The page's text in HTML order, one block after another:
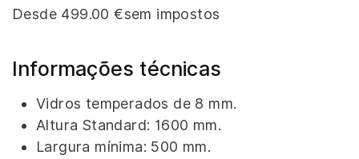
Desde 499.00 €sem impostos
Informações técnicas
Vidros temperados de 8 mm.
Altura Standard: 1600 mm.
Largura mínima: 500 mm.